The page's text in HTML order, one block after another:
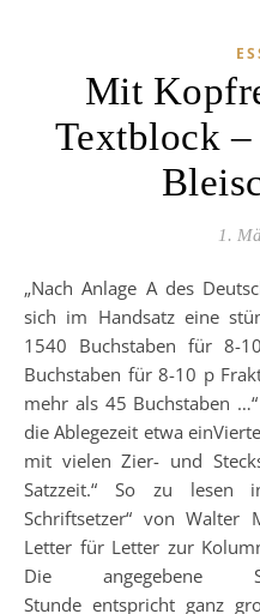
Mit
Textblock –
1.
„Nach Anlage A des Deutschen Buchdruckertarifes ergibt
sich im Handsatz eine
1540 Buchstaben für 8-
Buchstaben für 8-10 p
mehr als 45 Buchstaben
die Ablegezeit etwa
mit vielen Zier- und
Satzzeit.“ So zu lesen
Schriftsetzer“ von Walter
Letter für Letter zur
Die angegebene
Stunde entspricht ganz